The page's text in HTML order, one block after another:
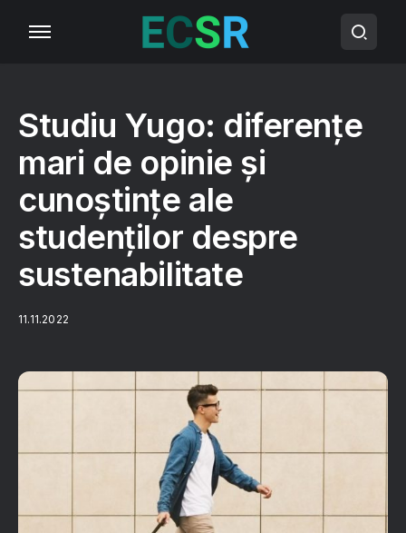
Studiu Yugo: diferențe
mari de opinie și
cunoștințe ale
studenților despre
sustenabilitate
11.11.2022